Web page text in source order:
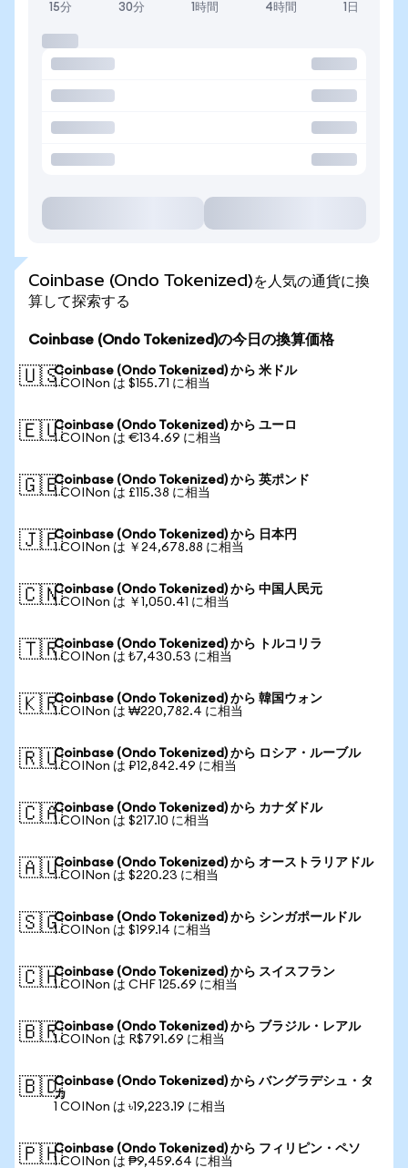
15分 30分 1時間 4時間 1日
Coinbase (Ondo Tokenized)を人気の通貨に換
算して探索する
Coinbase (Ondo Tokenized)の今日の換算価格
🇺🇸Coinbase (Ondo Tokenized) から 米ドル
1 COINon は $155.71 に相当
🇪🇺Coinbase (Ondo Tokenized) から ユーロ
1 COINon は €134.69 に相当
🇬🇧Coinbase (Ondo Tokenized) から 英ポンド
1 COINon は £115.38 に相当
🇯🇵Coinbase (Ondo Tokenized) から 日本円
1 COINon は ￥24,678.88 に相当
🇨🇳Coinbase (Ondo Tokenized) から 中国人民元
1 COINon は ￥1,050.41 に相当
🇹🇷Coinbase (Ondo Tokenized) から トルコリラ
1 COINon は ₺7,430.53 に相当
🇰🇷Coinbase (Ondo Tokenized) から 韓国ウォン
1 COINon は ₩220,782.4 に相当
🇷🇺Coinbase (Ondo Tokenized) から ロシア・ルーブル
1 COINon は ₽12,842.49 に相当
🇨🇦Coinbase (Ondo Tokenized) から カナダドル
1 COINon は $217.10 に相当
🇦🇺Coinbase (Ondo Tokenized) から オーストラリアドル
1 COINon は $220.23 に相当
🇸🇬Coinbase (Ondo Tokenized) から シンガポールドル
1 COINon は $199.14 に相当
🇨🇭Coinbase (Ondo Tokenized) から スイスフラン
1 COINon は CHF 125.69 に相当
🇧🇷Coinbase (Ondo Tokenized) から ブラジル・レアル
1 COINon は R$791.69 に相当
🇧🇩Coinbase (Ondo Tokenized) から バングラデシュ・タ
カ
1 COINon は ৳19,223.19 に相当
🇵🇭Coinbase (Ondo Tokenized) から フィリピン・ペソ
1 COINon は ₱9,459.64 に相当